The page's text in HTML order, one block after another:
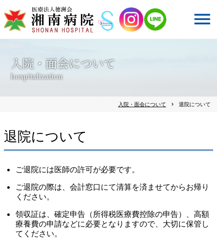
入院・面会について
hospitalization
入院・面会について chevron_right 退院について
退院について
ご退院には医師の許可が必要です。
ご退院の際は、会計窓口にて清算を済ませてからお帰り
ください。
領収証は、確定申告（所得税医療費控除の申告）、高額
療養費の申請などに必要となりますので、大切に保管し
てください。